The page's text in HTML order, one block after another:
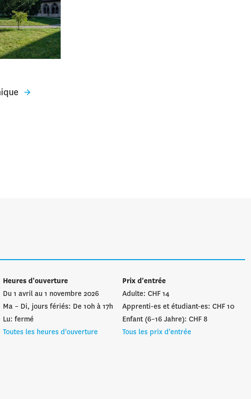
Heures d'ouverture
Du 1 avril au 1 novembre 2026
Ma – Di, jours fériés: De 10h à 17h
Lu: fermé
Toutes les heures d'ouverture
Prix d'entrée
Adulte: CHF 14
Apprenti-es et étudiant-es: CHF 10
Enfant (6–16 Jahre): CHF 8
Tous les prix d'entrée